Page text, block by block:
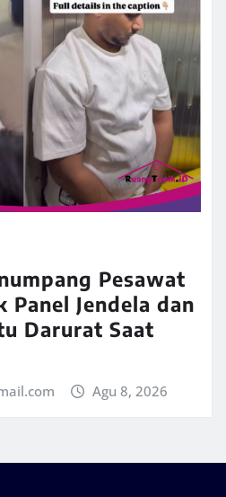
Pesawat
Panel Jendela dan
Darurat Saat
Agu 8, 2026